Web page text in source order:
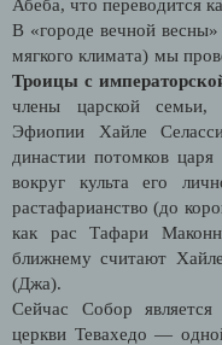
Абеба, что переводится
В «городе вечной
мягкого климата) мы
Троицы с
члены царской
Эфиопии Хайле
династии потомков
вокруг культа его
растафарианство (до
как рас Тафари
ближнему считают
(Джа).
Сейчас Собор является
церкви Тевахедо —